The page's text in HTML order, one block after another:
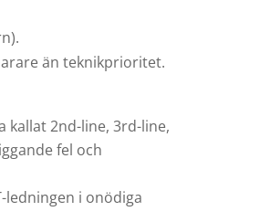
än teknikprioritet.
kallat 2nd-line, 3rd-line,
fel och
ledningen i onödiga